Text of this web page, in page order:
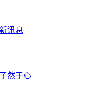
讯息
然于心